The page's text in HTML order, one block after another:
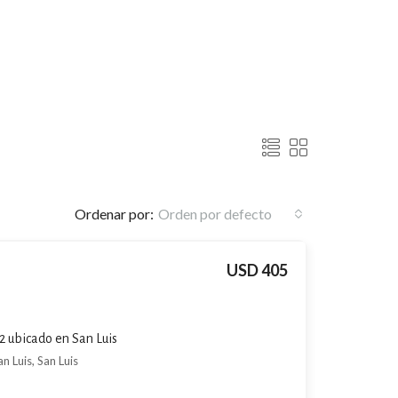
Ordenar por: Orden por defecto
ubicado en San Luis
USD 405
Luis, San Luis